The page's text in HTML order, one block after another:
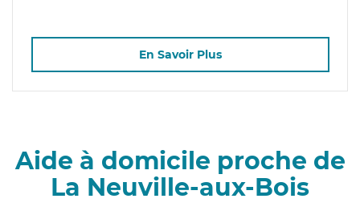
En Savoir Plus
Aide à domicile proche de
La Neuville-aux-Bois